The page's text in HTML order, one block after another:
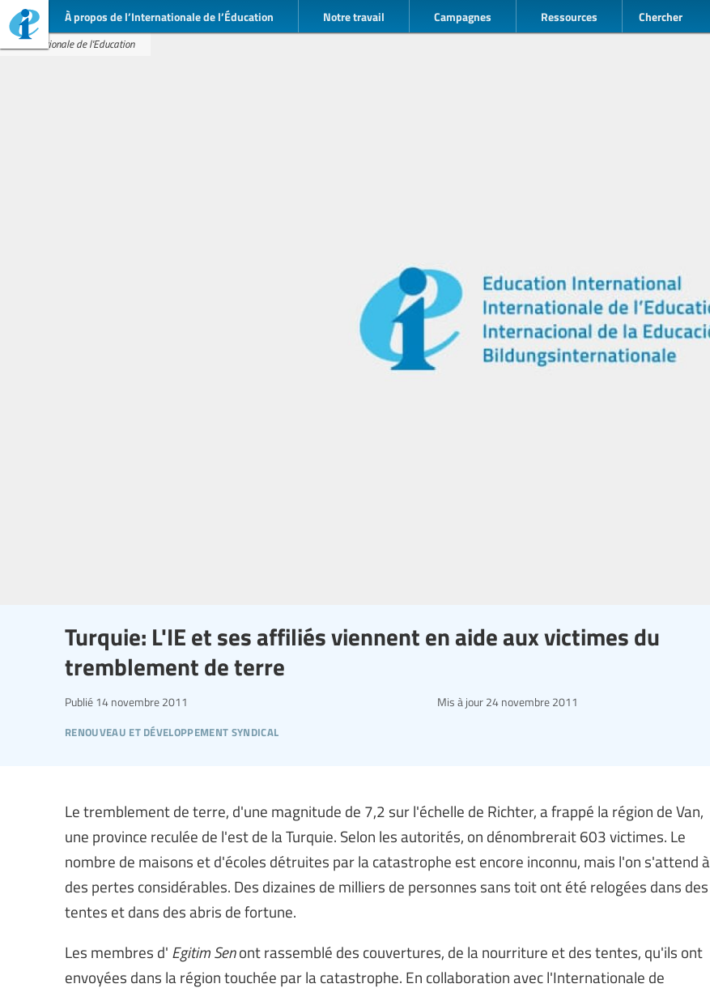
À propos de l’Internationale de l’Éducation Notre travail Campagnes Ressources Chercher
Internationale de l'Education
Turquie: L'IE et ses affiliés viennent en aide aux victimes du
tremblement de terre
renouveau et développement syndical
Publié 14 novembre 2011 Mis à jour 24 novembre 2011
Le tremblement de terre, d'une magnitude de 7,2 sur l'échelle de Richter, a frappé la région de Van,
une province reculée de l'est de la Turquie. Selon les autorités, on dénombrerait 603 victimes. Le
nombre de maisons et d'écoles détruites par la catastrophe est encore inconnu, mais l'on s'attend à
des pertes considérables. Des dizaines de milliers de personnes sans toit ont été relogées dans des
tentes et dans des abris de fortune.
Les membres d' Egitim Senont rassemblé des couvertures, de la nourriture et des tentes, qu'ils ont
envoyées dans la région touchée par la catastrophe. En collaboration avec l'Internationale de